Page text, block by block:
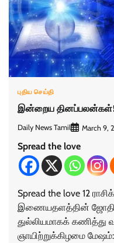
புதிய செய்தி
இன்றைய
Daily News Tamil March 9,
Spread the love
Spread the love 12
இணையதளத்தின்
துல்லியமாகக் கணித்து
ஞாயிற்றுக்கிழமை